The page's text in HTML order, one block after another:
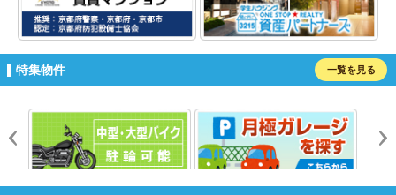
特集物件 一覧を見る
prev